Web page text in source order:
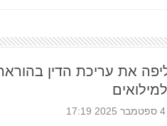
את עריכת הדין
4 ספטמבר 2025 17:19